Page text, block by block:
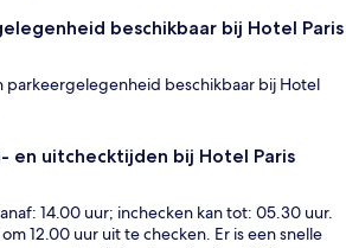
beschikbaar bij Hotel Paris
parkeergelegenheid beschikbaar bij Hotel
en uitchecktijden bij Hotel Paris
14.00 uur; inchecken kan tot: 05.30 uur.
12.00 uur uit te checken. Er is een snelle